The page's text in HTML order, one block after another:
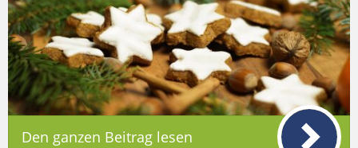
Den ganzen Beitrag lesen